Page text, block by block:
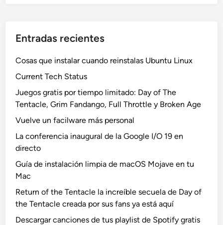
Entradas recientes
Cosas que instalar cuando reinstalas Ubuntu Linux
Current Tech Status
Juegos gratis por tiempo limitado: Day of The
Tentacle, Grim Fandango, Full Throttle y Broken Age
Vuelve un facilware más personal
La conferencia inaugural de la Google I/O 19 en
directo
Guía de instalación limpia de macOS Mojave en tu
Mac
Return of the Tentacle la increíble secuela de Day of
the Tentacle creada por sus fans ya está aquí
Descargar canciones de tus playlist de Spotify gratis